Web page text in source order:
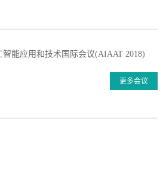
智能应用和技术国际会议(AIAAT 2018)
更多会议